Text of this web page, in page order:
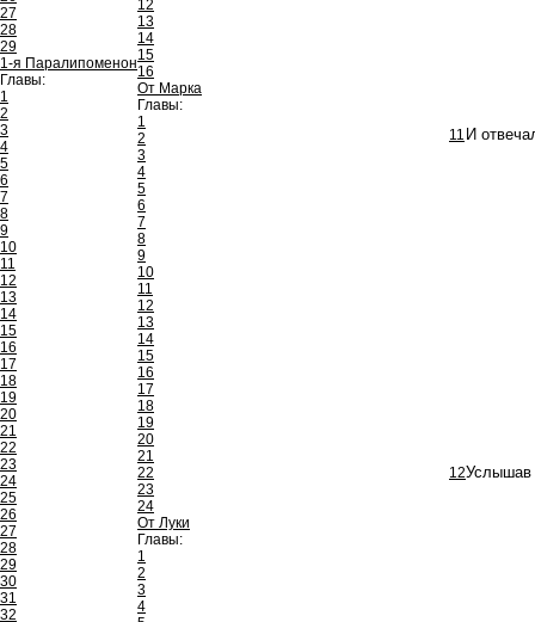
27
28
29
1-я Паралипоменон
Главы:
1
2
3
4
5
6
7
8
9
10
11
12
13
14
15
16
17
18
19
20
21
22
23
24
25
26
27
28
29
30
31
32
12
13
14
15
16
От Марка
Главы:
1
2
3
4
5
6
7
8
9
10
11
12
13
14
15
16
17
18
19
20
21
22
23
24
От Луки
Главы:
1
2
3
4
11 И
12Услышав